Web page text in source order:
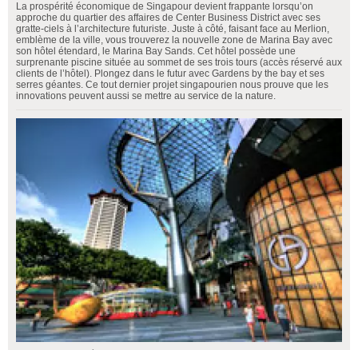
La prospérité économique de Singapour devient frappante lorsqu’on
approche du quartier des affaires de Center Business District avec ses
gratte-ciels à l’architecture futuriste. Juste à côté, faisant face au Merlion,
emblème de la ville, vous trouverez la nouvelle zone de Marina Bay avec
son hôtel étendard, le Marina Bay Sands. Cet hôtel possède une
surprenante piscine située au sommet de ses trois tours (accès réservé aux
clients de l’hôtel). Plongez dans le futur avec Gardens by the bay et ses
serres géantes. Ce tout dernier projet singapourien nous prouve que les
innovations peuvent aussi se mettre au service de la nature.